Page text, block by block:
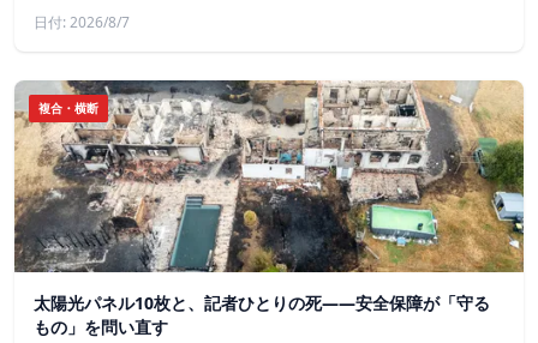
日付: 2026/8/7
複合・横断
太陽光パネル10枚と、記者ひとりの死——安全保障が「守る
もの」を問い直す